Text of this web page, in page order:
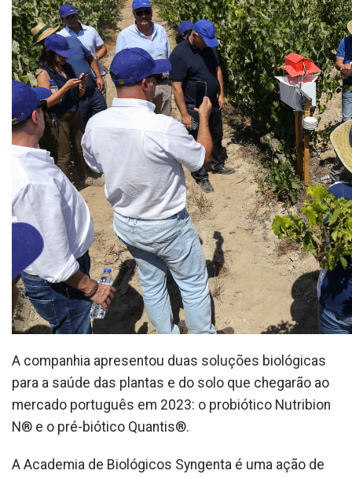
A companhia apresentou duas soluções biológicas
para a saúde das plantas e do solo que chegarão ao
mercado português em 2023: o probiótico Nutribion
N® e o pré-biótico Quantis®.
A Academia de Biológicos Syngenta é uma ação de